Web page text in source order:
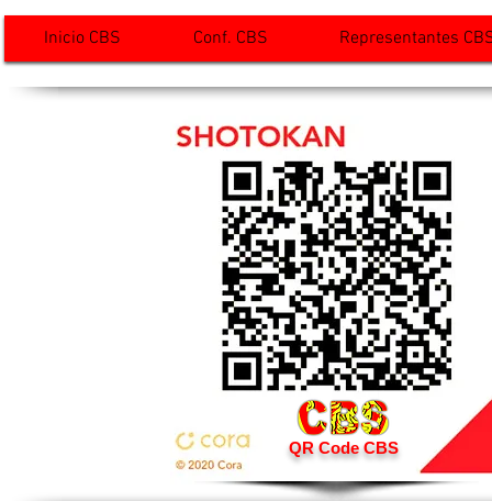
Inicio CBS Conf. CBS Representantes
QR Code CBS